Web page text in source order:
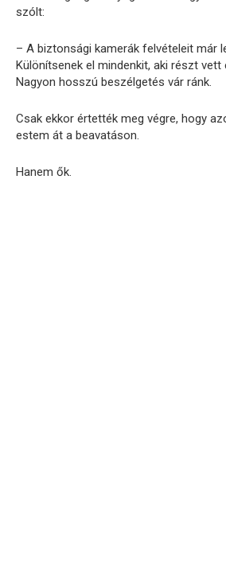
szólt:
– A biztonsági kamerák felvételeit már
Különítsenek el mindenkit, aki részt vett
Nagyon hosszú beszélgetés vár ránk.
Csak ekkor értették meg végre, hogy
estem át a beavatáson.
Hanem ők.